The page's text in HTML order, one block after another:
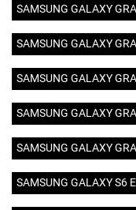
SAMSUNG GALAXY
SAMSUNG GALAXY
SAMSUNG GALAXY
SAMSUNG GALAXY
SAMSUNG GALAXY
SAMSUNG GALAXY S6